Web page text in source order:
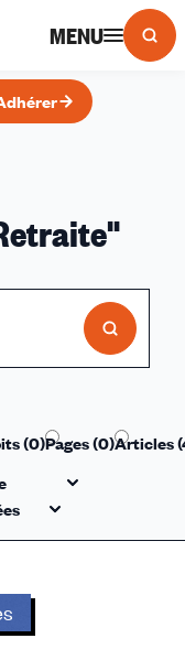
MENU
"
(0)Pages (0)Articles (